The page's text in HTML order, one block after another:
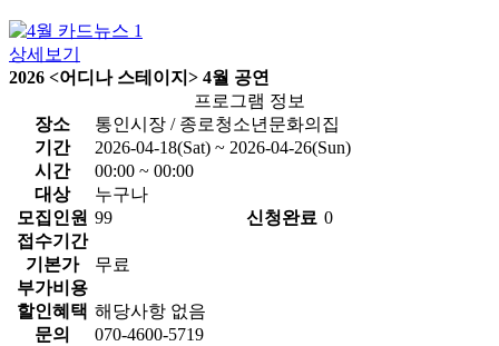
상세보기
2026 <어디나 스테이지> 4월 공연
프로그램 정보
장소
통인시장 / 종로청소년문화의집
기간
2026-04-18(Sat) ~ 2026-04-26(Sun)
시간
00:00 ~ 00:00
대상
누구나
모집인원 99 신청완료 0
접수기간
기본가
무료
부가비용
할인혜택 해당사항 없음
문의
070-4600-5719